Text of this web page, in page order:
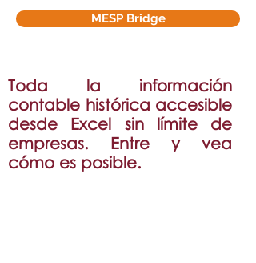
Desarrollos a medida
MESP Bridge
Toda la información
contable histórica accesible
desde Excel sin límite de
empresas. Entre y vea
cómo es posible.